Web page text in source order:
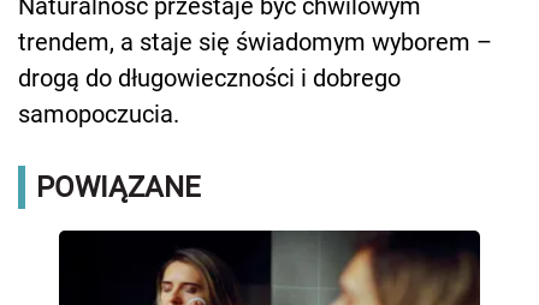
Naturalność przestaje być chwilowym
trendem, a staje się świadomym wyborem –
drogą do długowieczności i dobrego
samopoczucia.
POWIĄZANE